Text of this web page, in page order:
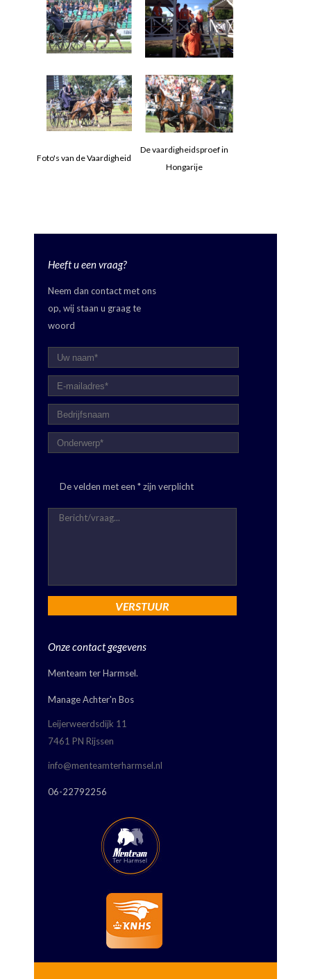
Foto's van de Vaardigheid
De vaardigheidsproef in
Hongarije
Heeft u een vraag?
Neem dan contact met ons
op, wij staan u graag te
woord
De velden met een * zijn verplicht
Onze contact gegevens
Menteam ter Harmsel.
Manage Achter'n Bos
Leijerweerdsdijk 11
7461 PN Rijssen
info@menteamterharmsel.nl
06-22792256